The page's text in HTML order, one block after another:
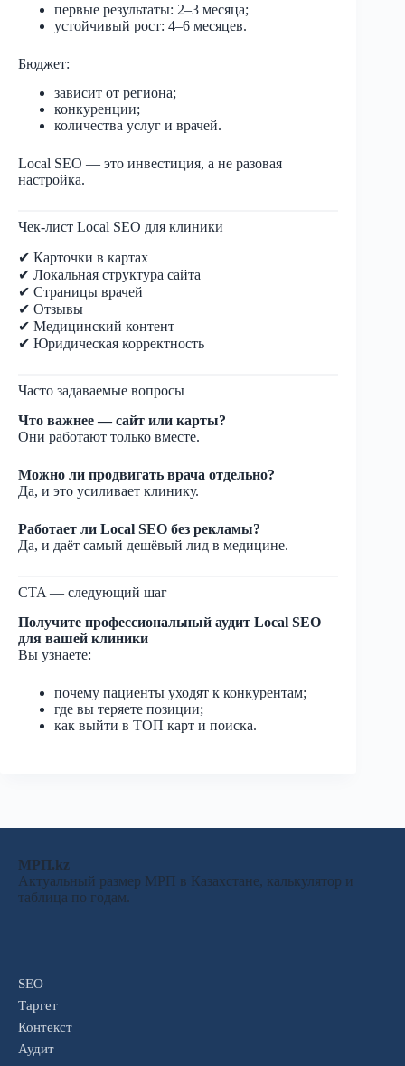
первые результаты: 2–3 месяца;
устойчивый рост: 4–6 месяцев.
Бюджет:
зависит от региона;
конкуренции;
количества услуг и врачей.
Local SEO — это инвестиция, а не разовая
настройка.
Чек-лист Local SEO для клиники
✔ Карточки в картах
✔ Локальная структура сайта
✔ Страницы врачей
✔ Отзывы
✔ Медицинский контент
✔ Юридическая корректность
Часто задаваемые вопросы
Что важнее — сайт или карты?
Они работают только вместе.
Можно ли продвигать врача отдельно?
Да, и это усиливает клинику.
Работает ли Local SEO без рекламы?
Да, и даёт самый дешёвый лид в медицине.
CTA — следующий шаг
Получите профессиональный аудит Local SEO
для вашей клиники
Вы узнаете:
почему пациенты уходят к конкурентам;
где вы теряете позиции;
как выйти в ТОП карт и поиска.
МРП.kz
Актуальный размер МРП в Казахстане, калькулятор и
таблица по годам.
SEO
Таргет
Контекст
Аудит